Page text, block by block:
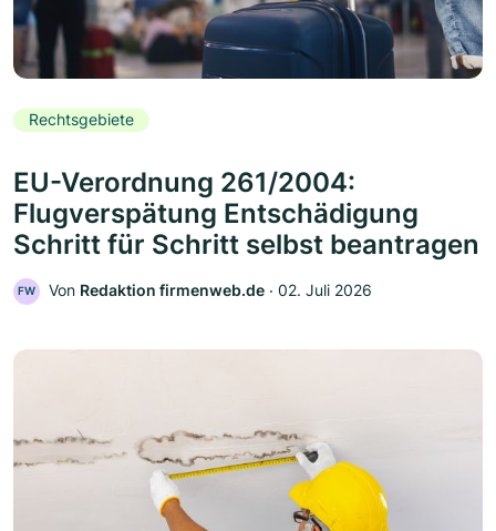
Rechtsgebiete
EU-Verordnung 261/2004:
Flugverspätung Entschädigung
Schritt für Schritt selbst beantragen
FW Von Redaktion firmenweb.de ‧ 02. Juli 2026